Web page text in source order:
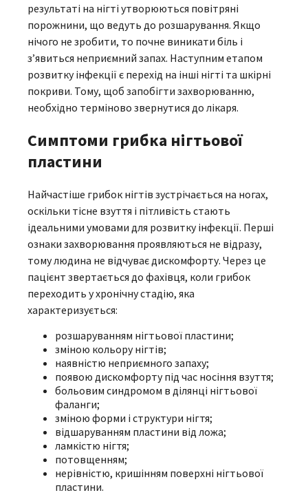
результаті на нігті утворюються повітряні
порожнини, що ведуть до розшарування. Якщо
нічого не зробити, то почне виникати біль і
з’явиться неприємний запах. Наступним етапом
розвитку інфекції є перехід на інші нігті та шкірні
покриви. Тому, щоб запобігти захворюванню,
необхідно терміново звернутися до лікаря.
Симптоми грибка нігтьової
пластини
Найчастіше грибок нігтів зустрічається на ногах,
оскільки тісне взуття і пітливість стають
ідеальними умовами для розвитку інфекції. Перші
ознаки захворювання проявляються не відразу,
тому людина не відчуває дискомфорту. Через це
пацієнт звертається до фахівця, коли грибок
переходить у хронічну стадію, яка
характеризується:
розшаруванням нігтьової пластини;
зміною кольору нігтів;
наявністю неприємного запаху;
появою дискомфорту під час носіння взуття;
больовим синдромом в ділянці нігтьової
фаланги;
зміною форми і структури нігтя;
відшаруванням пластини від ложа;
ламкістю нігтя;
потовщенням;
нерівністю, кришінням поверхні нігтьової
пластини.